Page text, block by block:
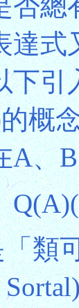
達式
下引
概
A、
類